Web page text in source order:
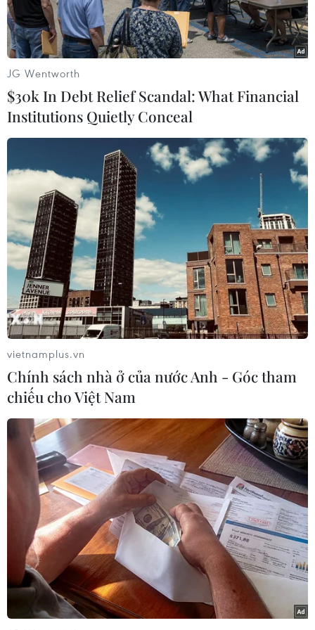
Ảnh minh họa. (Nguồn: kokolevel.com)
Tờ Bangkok Post ngày 15/2 dẫn lời một quan
chức Cục thuế yêu cầu giấu tên cho biết bắt đầu
từ ngày 1/9, các doanh nghiệp nước ngoài cung
cấp các dịch vụ trực tuyến ở Thái Lan sẽ phải
đăng ký nghĩa vụ thuế giá trị gia tăng (VAT) 7%
nếu thu nhập hàng năm của họ vượt quá 1,8
triệu baht (khoảng 60.000 USD).
Quy định về thuế dịch vụ điện tử đã được Quốc
hội Thái Lan thông qua và được đăng tải trên
Công báo Hoàng gia.
[Campuchia cân nhắc đánh thuế dịch vụ số
với Facebook, Google, Amazon]
Quan chức Cục thuế nói trên cho biết các doanh
nghiệp dịch vụ điện tử chịu trách nhiệm thanh
toán VAT bao gồm những doanh nghiệp cung
cấp dịch vụ tải phim, trò chơi, sticker, các dịch
vụ môi giới và quảng cáo.
Nguồn tin cho biết các nền tảng dịch vụ điện tử
JG Wentworth
$30k In Debt Relief Scandal: What Financial
Institutions Quietly Conceal
vietnamplus.vn
Chính sách nhà ở của nước Anh - Góc tham
chiếu cho Việt Nam